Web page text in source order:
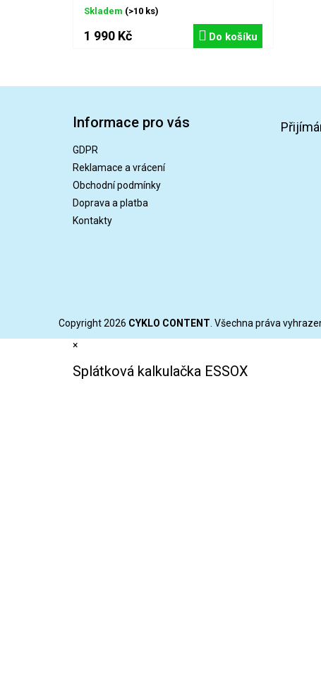
A
Skladem (>10 ks)
1 990 Kč Do košíku
Informace pro vás
GDPR
Reklamace a vrácení
Obchodní podmínky
Doprava a platba
Kontakty
Copyright 2026 CYKLO CONTENT . Všechna práva
×
Splátková kalkulačka ESSOX